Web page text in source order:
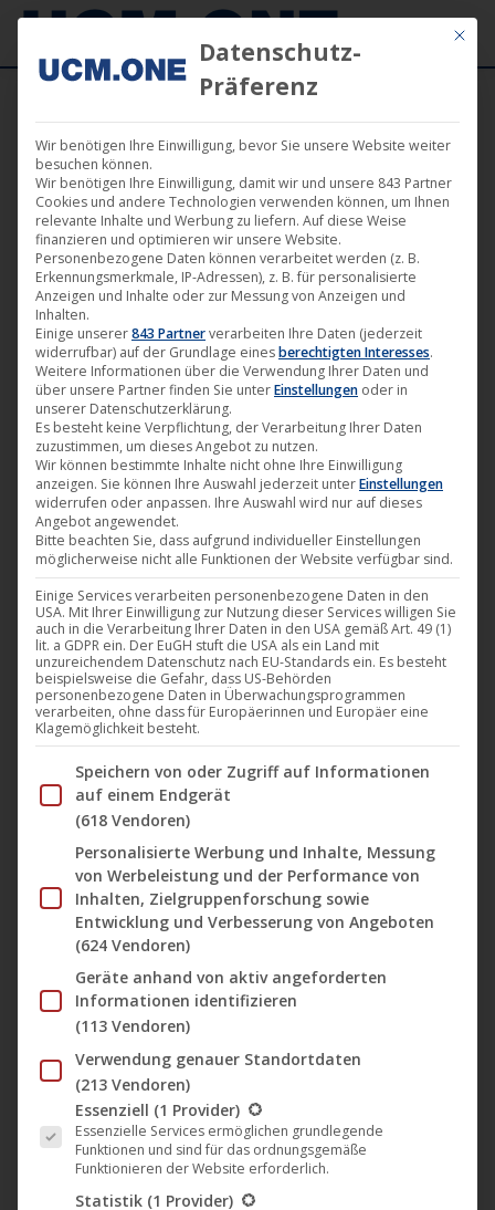
„Lost in the Living“ (Darling Berlin) ab jetzt
auf allen VoD-Portalen erhältlich
UCM.ONEveröffentlicht auf dem FilmlabelDarling Berlin
das sehr gut besetztes Drama „Lost in the Living“ von
Robert Mansonüber einen Musiker, der in Berlin den
Durchbruch mit seiner Band schaffen will, aber leider alles
ganz anders kommt… Als Schauspieler*innen sind u.a. mit
dabei: Tatort KommissarinAylin Tezel,Tadhg
Murphy(Vikings ) undLiam Carney(Braveheart
Der Film beginnt damit, das Oisín seine Sachen in einem
Hostel auspackt und einen Umschlag mit Geld von seinem
Vater in der Tasche finder. Später, bei ihrem Konzert,
scheint erstmal alles prima zu laufen – die Jungs sind gut
drauf, das Publikum geht mit – als Oisín mitten auf der
Bühne auf einmal ausflippt.
Die Wut auf seinen Vater, der die Familie verlassen hat,
und der Schmerz über den Tod seiner Mutter überwältigen
ihn und er stürzt sich allein ins Berliner Nachtleben. Als er
die junge, hübsche Berlinerin Sabine kennenlernt und sie
ihm Orte fernab der Party- und Touristen-Hotspots zeigt,
scheint er bei ihr Halt zu finden. Doch Oisín lässt sich
immer weiter treiben; sein Berlin-Trip wird zur Tour de
Force. „Lost in the Living“ ist eine Hommage an den
Mit
Datenschutz-
Präferenz
Wir benötigen Ihre Einwilligung, bevor Sie unsere Website weiter
besuchen können.
Wir benötigen Ihre Einwilligung, damit wir und unsere 843 Partner
Cookies und andere Technologien verwenden können, um Ihnen
relevante Inhalte und Werbung zu liefern. Auf diese Weise
finanzieren und optimieren wir unsere Website.
Personenbezogene Daten können verarbeitet werden (z. B.
Erkennungsmerkmale, IP-Adressen), z. B. für personalisierte
Anzeigen und Inhalte oder zur Messung von Anzeigen und
Inhalten.
Einige unserer843 Partnerverarbeiten Ihre Daten (jederzeit
widerrufbar) auf der Grundlage einesberechtigten Interesses.
Weitere Informationen über die Verwendung Ihrer Daten und
über unsere Partner finden Sie unterEinstellungen oder in
unserer Datenschutzerklärung.
Es besteht keine Verpflichtung, der Verarbeitung Ihrer Daten
zuzustimmen, um dieses Angebot zu nutzen.
Wir können bestimmte Inhalte nicht ohne Ihre Einwilligung
anzeigen. Sie können Ihre Auswahl jederzeit unterEinstellungen
widerrufen oder anpassen. Ihre Auswahl wird nur auf dieses
Angebot angewendet.
Bitte beachten Sie, dass aufgrund individueller Einstellungen
möglicherweise nicht alle Funktionen der Website verfügbar sind.
Einige Services verarbeiten personenbezogene Daten in den
USA. Mit Ihrer Einwilligung zur Nutzung dieser Services willigen Sie
auch in die Verarbeitung Ihrer Daten in den USA gemäß Art. 49 (1)
lit. a GDPR ein. Der EuGH stuft die USA als ein Land mit
unzureichendem Datenschutz nach EU-Standards ein. Es besteht
beispielsweise die Gefahr, dass US-Behörden
personenbezogene Daten in Überwachungsprogrammen
verarbeiten, ohne dass für Europäerinnen und Europäer eine
Klagemöglichkeit besteht.
Im Folgenden finden Sie eine Liste der Zwecke des IAB
Speichern von oder Zugriff auf Informationen
auf einem Endgerät
(618 Vendoren)
Personalisierte Werbung und Inhalte, Messung
von Werbeleistung und der Performance von
Inhalten, Zielgruppenforschung sowie
Entwicklung und Verbesserung von Angeboten
(624 Vendoren)
Geräte anhand von aktiv angeforderten
Informationen identifizieren
(113 Vendoren)
Verwendung genauer Standortdaten
(213 Vendoren)
Es folgt eine Liste der Service-Gruppen, für die eine
Essenziell (1 Provider)
Essenzielle Services ermöglichen grundlegende
Funktionen und sind für das ordnungsgemäße
Funktionieren der Website erforderlich.
Statistik (1 Provider)